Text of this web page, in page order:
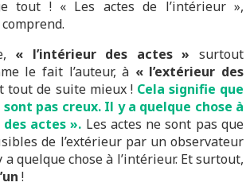
tout ! « Les actes de l’intérieur »,
« l’intérieur des actes » surtout
le fait l’auteur, à « l’extérieur des
tout de suite mieux ! Cela signifie que
pas creux. Il y a quelque chose à
actes ». Les actes ne sont pas que
de l’extérieur par un observateur
a quelque chose à l’intérieur. Et surtout,
!